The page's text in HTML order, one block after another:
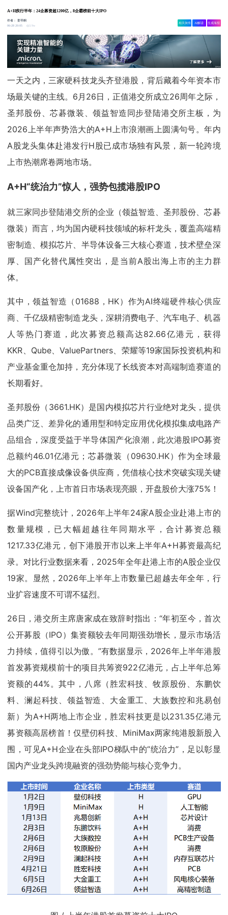
A+H疾行半年：24企募资超1200亿，8企霸榜前十大IPO
作者：姜羽桐
06-28 20:05
3.9w
相关舆情 AI解读 生成海报
一天之内，三家硬科技龙头齐登港股，背后藏着今年资本市
场最关键的主线。6月26日，正值港交所成立26周年之际，
圣邦股份、芯碁微装、领益智造同步登陆港交所主板，为
2026上半年声势浩大的A+H上市浪潮画上圆满句号。年内
A股龙头集体赴港发行H股已成市场独有风景，新一轮跨境
上市热潮席卷两地市场。
A+H“统治力”惊人，强势包揽港股IPO
就三家同步登陆港交所的企业（领益智造、圣邦股份、芯碁
微装）而言，均为国内硬科技领域的标杆龙头，覆盖高端精
密制造、模拟芯片、半导体设备三大核心赛道，技术壁垒深
厚、国产化替代属性突出，是当前A股出海上市的主力群
体。
其中，领益智造（01688，HK）作为AI终端硬件核心供应
商、千亿级精密制造龙头，深耕消费电子、汽车电子、机器
人等热门赛道，此次募资总额高达82.66亿港元，获得
KKR、Qube、ValuePartners、荣耀等19家国际投资机构和
产业基金重仓加持，充分体现了长线资本对高端制造赛道的
长期看好。
圣邦股份（3661.HK）是国内模拟芯片行业绝对龙头，提供
品类广泛、差异化的通用型和特定应用优化模拟集成电路产
品组合，深度受益于半导体国产化浪潮，此次港股IPO募资
总额约46.01亿港元；芯碁微装（09630.HK）作为全球最
大的PCB直接成像设备供应商，凭借核心技术突破实现关键
设备国产化，上市首日市场表现亮眼，开盘股价大涨75%！
据Wind完整统计，2026年上半年24家A股企业赴港上市的
数量规模，已大幅超越往年同期水平，合计募资总额
1217.33亿港元，创下港股开市以来上半年A+H募资最高纪
录。对比行业数据来看，2025年全年赴港上市的A股企业仅
19家。显然，2026年上半年上市数量已超越去年全年，行
业扩容速度不可谓不猛烈。
26日，港交所主席唐家成在致辞时指出：“年初至今，首次
公开募股（IPO）集资额较去年同期强劲增长，显示市场活
力持续，值得引以为傲。”有数据显示，2026年上半年港股
首发募资规模前十的项目共筹资922亿港元，占上半年总筹
资额的44%。其中，八席（胜宏科技、牧原股份、东鹏饮
料、澜起科技、领益智造、大金重工、大族数控和兆易创
新）为A+H两地上市企业，胜宏科技更是以231.35亿港元
募资额高居榜首！仅壁仞科技、MiniMax两家纯港股新股入
围，可见A+H企业在头部IPO梯队中的“统治力”，足以彰显
国内产业龙头跨境融资的强劲势能与核心竞争力。